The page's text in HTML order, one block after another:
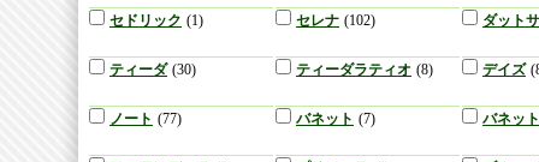
セドリック (1) セレナ (102) ダット
ティーダ (30) ティーダラティオ (8) デイズ
ノート (77) バネット (7) バネッ